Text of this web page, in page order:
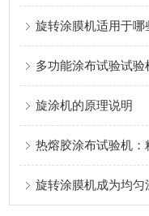
旋转涂膜机适用于哪
多功能涂布试验试
旋涂机的原理说明
热熔胶涂布试验机
旋转涂膜机成为均匀